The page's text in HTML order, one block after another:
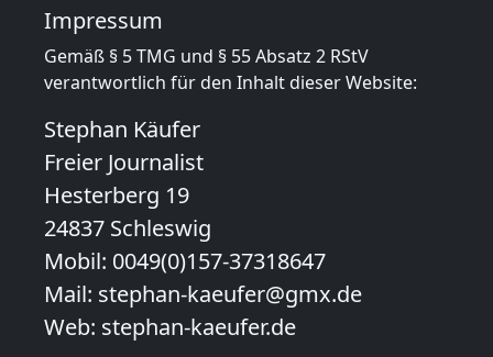
Impressum
Gemäß § 5 TMG und § 55 Absatz 2 RStV
verantwortlich für den Inhalt dieser Website:
Stephan Käufer
Freier Journalist
Hesterberg 19
24837 Schleswig
Mobil: 0049(0)157-37318647
Mail: stephan-kaeufer@gmx.de
Web: stephan-kaeufer.de